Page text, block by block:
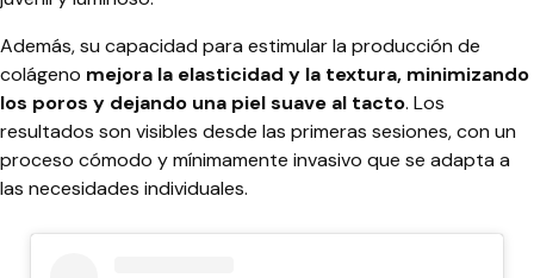
Además, su capacidad para estimular la producción de
colágeno mejora la elasticidad y la textura, minimizando
los poros y dejando una piel suave al tacto. Los
resultados son visibles desde las primeras sesiones, con un
proceso cómodo y mínimamente invasivo que se adapta a
las necesidades individuales.